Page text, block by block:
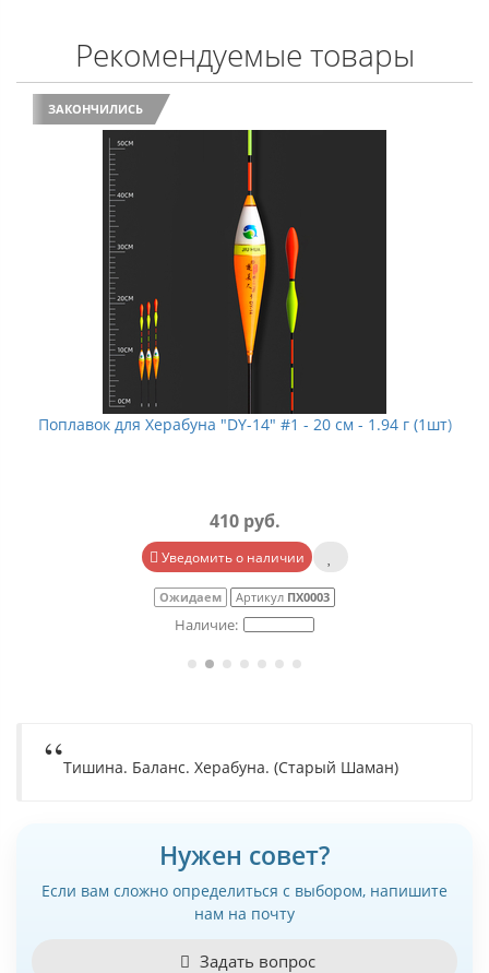
Рекомендуемые товары
ЗАКОНЧИЛИСЬ
Поплавок для Херабуна "DY-14" #1 - 20 см - 1.94 г (1шт)
410 руб.
Уведомить о наличии
Ожидаем Артикул ПХ0003
Тишина. Баланс. Херабуна. (Старый Шаман)
Нужен совет?
Если вам сложно определиться с выбором, напишите
нам на почту
Задать вопрос